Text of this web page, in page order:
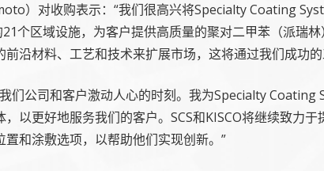
）对收购表示：“我们很高兴将Specialty Coating
个区域设施，为客户提供高质量的聚对二甲苯（派瑞
沿材料、工艺和技术来扩展市场，这将通过我们成功
们公司和客户激动人心的时刻。我为Specialty Coating
以更好地服务我们的客户。SCS和KISCO将继续致力
和涂敷选项，以帮助他们实现创新。”